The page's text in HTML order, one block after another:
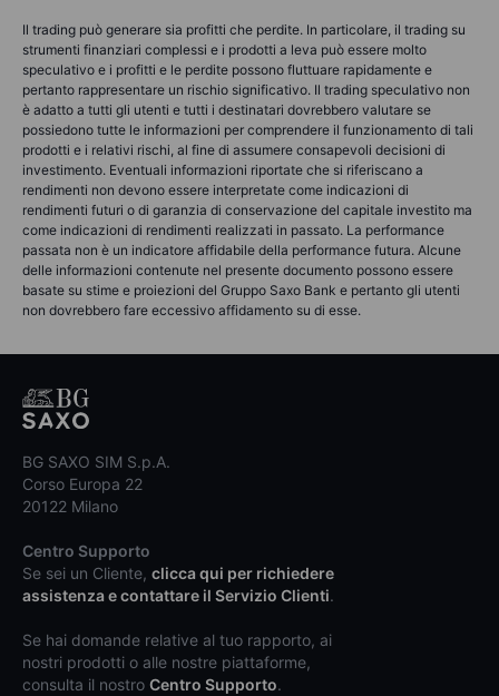
Il trading può generare sia profitti che perdite. In particolare, il trading su
strumenti finanziari complessi e i prodotti a leva può essere molto
speculativo e i profitti e le perdite possono fluttuare rapidamente e
pertanto rappresentare un rischio significativo. Il trading speculativo non
è adatto a tutti gli utenti e tutti i destinatari dovrebbero valutare se
possiedono tutte le informazioni per comprendere il funzionamento di tali
prodotti e i relativi rischi, al fine di assumere consapevoli decisioni di
investimento. Eventuali informazioni riportate che si riferiscano a
rendimenti non devono essere interpretate come indicazioni di
rendimenti futuri o di garanzia di conservazione del capitale investito ma
come indicazioni di rendimenti realizzati in passato. La performance
passata non è un indicatore affidabile della performance futura. Alcune
delle informazioni contenute nel presente documento possono essere
basate su stime e proiezioni del Gruppo Saxo Bank e pertanto gli utenti
non dovrebbero fare eccessivo affidamento su di esse.
BG SAXO SIM S.p.A.
Corso Europa 22
20122 Milano
Centro Supporto
Se sei un Cliente, clicca qui per richiedere
assistenza e contattare il Servizio Clienti.
Se hai domande relative al tuo rapporto, ai
nostri prodotti o alle nostre piattaforme,
consulta il nostro Centro Supporto.